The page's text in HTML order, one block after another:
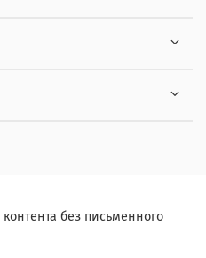
без письменного